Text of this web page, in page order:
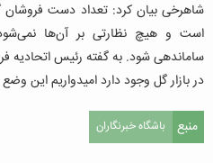
شاهرخی بیان کرد: تعداد دست فروشان
است و هیچ نظارتی بر آن‌ها نمی‌شود
ساماندهی شود. به گفته رئیس اتحادیه
در بازار گل وجود دارد امیدواریم این وضع
منبع باشگاه خبرنگاران